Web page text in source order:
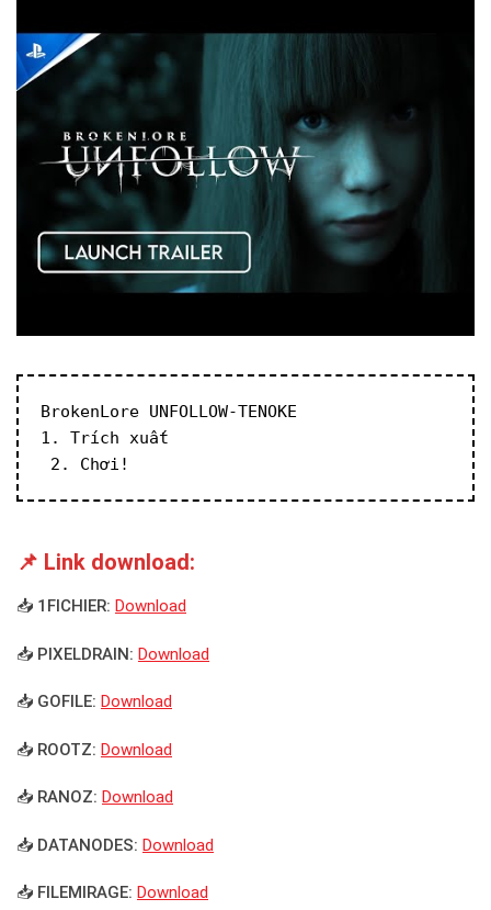
BrokenLore UNFOLLOW-TENOKE
1. Trích xuất
2. Chơi!
📌 Link download:
📥 1FICHIER: Download
📥 PIXELDRAIN: Download
📥 GOFILE: Download
📥 ROOTZ: Download
📥 RANOZ: Download
📥 DATANODES: Download
📥 FILEMIRAGE: Download